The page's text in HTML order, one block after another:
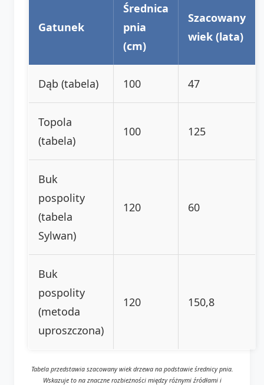
Gatunek
Średnica
pnia
(cm)
Szacowany
wiek (lata)
Dąb (tabela) 100 47
Topola
(tabela)
100 125
Buk
pospolity
(tabela
Sylwan)
120 60
Buk
pospolity
(metoda
uproszczona)
120 150,8
Tabela przedstawia szacowany wiek drzewa na podstawie średnicy pnia.
Wskazuje to na znaczne rozbieżności między różnymi źródłami i